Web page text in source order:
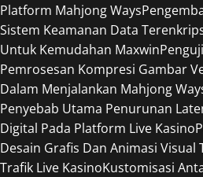
Platform Mahjong Ways
Sistem Keamanan Data
Untuk Kemudahan Maxwin
Pemrosesan Kompresi Gambar
Dalam Menjalankan Mahjong
Penyebab Utama Penurunan
Digital Pada Platform Live Kasino
Desain Grafis Dan Animasi Visual
Trafik Live KasinoKustomisasi